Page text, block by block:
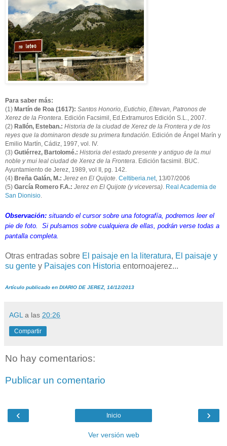
Para saber más:
(1) Martín de Roa (1617): Santos Honorio, Eutichio, Eſtevan, Patronos de
Xerez de la Frontera . Edición Facsimil, Ed.Extramuros Edición S.L., 2007.
(2) Rallón, Esteban.: Historia de la ciudad de Xerez de la Frontera y de los
reyes que la dominaron desde su primera fundación . Edición de Ángel Marín y
Emilio Martín, Cádiz, 1997, vol. IV.
(3) Gutiérrez, Bartolomé.: Historia del estado presente y antiguo de la mui
noble y mui leal ciudad de Xerez de la Frontera . Edición facsimil. BUC.
Ayuntamiento de Jerez, 1989, vol II, pg. 142.
(4) Breña Galán, M.: Jerez en El Quijote Celtiberia.net, 13/07/2006
(5) García Romero F.A.: Jerez en El Quijote (y viceversa) Real Academia de
San Dionisio
Observación: situando el cursor sobre una fotografía, podremos leer el
pie de foto. Si pulsamos sobre cualquiera de ellas, podrán verse todas a
pantalla completa.
Otras entradas sobre El paisaje en la literatura, El paisaje y
su gente y Paisajes con Historia entornoajerez...
Artículo publicado en DIARIO DE JEREZ, 14/12/2013
AGL a las 20:26
Compartir
No hay comentarios:
Publicar un comentario
‹ ›
Inicio
Ver versión web